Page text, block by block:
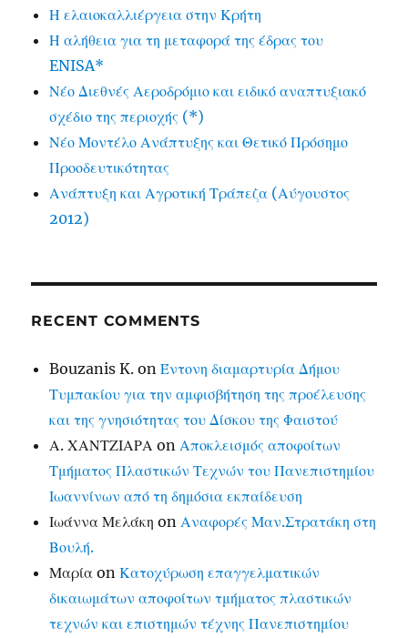
Η ελαιοκαλλιέργεια στην Κρήτη
Η αλήθεια για τη μεταφορά της έδρας του
ENISA*
Νέο Διεθνές Αεροδρόμιο και ειδικό αναπτυξιακό
σχέδιο της περιοχής (*)
Νέο Μοντέλο Ανάπτυξης και Θετικό Πρόσημο
Προοδευτικότητας
Ανάπτυξη και Αγροτική Τράπεζα (Αύγουστος
2012)
RECENT COMMENTS
Bouzanis K. onΈντονη διαμαρτυρία Δήμου
Τυμπακίου για την αμφισβήτηση της προέλευσης
και της γνησιότητας του Δίσκου της Φαιστού
Α. ΧΑΝΤΖΙΑΡΑ onΑποκλεισμός αποφοίτων
Τμήματος Πλαστικών Τεχνών του Πανεπιστημίου
Ιωαννίνων από τη δημόσια εκπαίδευση
Ιωάννα Μελάκη onΑναφορές Μαν.Στρατάκη στη
Βουλή.
Μαρία onΚατοχύρωση επαγγελματικών
δικαιωμάτων αποφοίτων τμήματος πλαστικών
τεχνών και επιστημών τέχνης Πανεπιστημίου